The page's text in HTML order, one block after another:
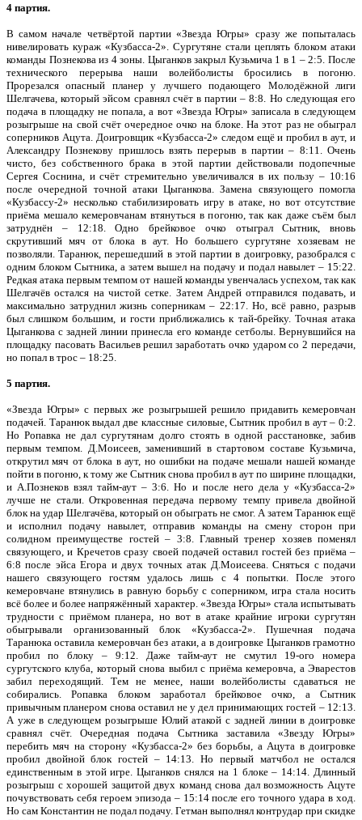
4 партия.
В самом начале четвёртой партии «Звезда Югры» сразу же попыталась
нивелировать кураж «Кузбасса-2». Сургутяне стали цеплять блоком атаки
команды Познекова из 4 зоны. Цыганков закрыл Кузьмича 1 в 1 – 2:5. После
технического перерыва наши волейболисты бросились в погоню.
Прорезался опасный планер у лучшего подающего Молодёжной лиги
Шелгачева, который эйсом сравнял счёт в партии – 8:8. Но следующая его
подача в площадку не попала, а вот «Звезда Югры» записала в следующем
розыгрыше на свой счёт очередное очко на блоке. На этот раз не обыграл
соперников Ацута. Доигровщик «Кузбасса-2» следом ещё и пробил в аут, и
Александру Познекову пришлось взять перерыв в партии – 8:11. Очень
чисто, без собственного брака в этой партии действовали подопечные
Сергея Соснина, и счёт стремительно увеличивался в их пользу – 10:16
после очередной точной атаки Цыганкова. Замена связующего помогла
«Кузбассу-2» несколько стабилизировать игру в атаке, но вот отсутствие
приёма мешало кемеровчанам втянуться в погоню, так как даже съём был
затруднён – 12:18. Одно брейковое очко отыграл Сытник, вновь
скрутивший мяч от блока в аут. Но большего сургутяне хозяевам не
позволяли. Таранюк, перешедший в этой партии в доигровку, разобрался с
одним блоком Сытника, а затем вышел на подачу и подал навылет – 15:22.
Редкая атака первым темпом от нашей команды увенчалась успехом, так как
Шелгачёв остался на чистой сетке. Затем Андрей отправился подавать, и
максимально затруднил жизнь соперникам – 22:17. Но, всё равно, разрыв
был слишком большим, и гости приближались к тай-брейку. Точная атака
Цыганкова с задней линии принесла его команде сетболы. Вернувшийся на
площадку пасовать Васильев решил заработать очко ударом со 2 передачи,
но попал в трос – 18:25.
5 партия.
«Звезда Югры» с первых же розыгрышей решило придавить кемеровчан
подачей. Таранюк выдал две классные силовые, Сытник пробил в аут – 0:2.
Но Ропавка не дал сургутянам долго стоять в одной расстановке, забив
первым темпом. Д.Моисеев, заменивший в стартовом составе Кузьмича,
открутил мяч от блока в аут, но ошибки на подаче мешали нашей команде
пойти в погоню, к тому же Сытник снова пробил в аут по ширине площадки,
и А.Познеков взял тайм-аут – 3:6. Но и после него дела у «Кузбасса-2»
лучше не стали. Откровенная передача первому темпу привела двойной
блок на удар Шелгачёва, который он обыграть не смог. А затем Таранюк ещё
и исполнил подачу навылет, отправив команды на смену сторон при
солидном преимуществе гостей – 3:8. Главный тренер хозяев поменял
связующего, и Кречетов сразу своей подачей оставил гостей без приёма –
6:8 после эйса Егора и двух точных атак Д.Моисеева. Сняться с подачи
нашего связующего гостям удалось лишь с 4 попытки. После этого
кемеровчане втянулись в равную борьбу с соперником, игра стала носить
всё более и более напряжённый характер. «Звезда Югры» стала испытывать
трудности с приёмом планера, но вот в атаке крайние игроки сургутян
обыгрывали организованный блок «Кузбасса-2». Пушечная подача
Таранюка оставила кемеровчан без атаки, а в доигровке Цыганков грамотно
пробил по блоку – 9:12. Даже тайм-аут не смутил 19-ого номера
сургутского клуба, который снова выбил с приёма кемеровча, а Эварестов
забил переходящий. Тем не менее, наши волейболисты сдаваться не
собирались. Ропавка блоком заработал брейковое очко, а Сытник
привычным планером снова оставил не у дел принимающих гостей – 12:13.
А уже в следующем розыгрыше Юлий атакой с задней линии в доигровке
сравнял счёт. Очередная подача Сытника заставила «Звезду Югры»
перебить мяч на сторону «Кузбасса-2» без борьбы, а Ацута в доигровке
пробил двойной блок гостей – 14:13. Но первый матчбол не остался
единственным в этой игре. Цыганков снялся на 1 блоке – 14:14. Длинный
розыгрыш с хорошей защитой двух команд снова дал возможность Ацуте
почувствовать себя героем эпизода – 15:14 после его точного удара в ход.
Но сам Константин не подал подачу. Гетман выполнял контрудар при скидке